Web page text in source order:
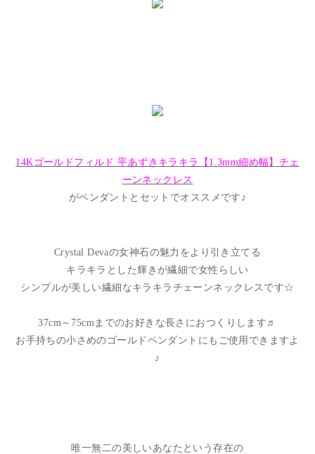
14Kゴールドフィルド 平あずきキラキラ【1.3mm細め幅】チェ
ーンネックレス
がペンダントとセットでオススメです♪
Crystal Devaの女神石の魅力をより引き立てる
キラキラとした輝きが繊細で女性らしい
シンプルが美しい繊細なキラキラチェーンネックレスです☆
37cm～75cmまでのお好きな長さにおつくりします♬
お手持ちの小さめのゴールドペンダントにもご使用できますよ
♪
唯一無二の美しいあなたという存在の